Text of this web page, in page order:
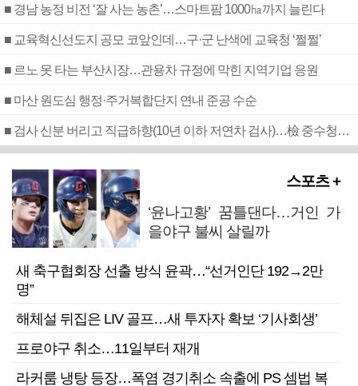
■ 경남 농정 비전 ‘잘 사는 농촌’…스마트팜 1000㏊까지 늘린다
■ 교육혁신선도지 공모 코앞인데…구·군 난색에 교육청 ‘쩔쩔’
■ 르노 못 타는 부산시장…관용차 규정에 막힌 지역기업 응원
■ 마산 원도심 행정·주거복합단지 연내 준공 수순
■ 검사 신분 버리고 직급하향(10년 이하 저연차 검사)…檢 중수청행 기피
스포츠 +
‘윤나고황’ 꿈틀댄다…거인 가
을야구 불씨 살릴까
새 축구협회장 선출 방식 윤곽…“선거인단 192→2만
명”
해체설 뒤집은 LIV 골프…새 투자자 확보 ‘기사회생’
프로야구 취소…11일부터 재개
라커룸 냉탕 등장…폭염 경기취소 속출에 PS 셈법 복